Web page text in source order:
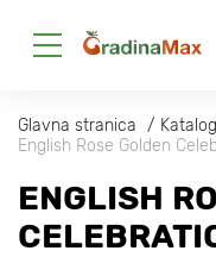
Glavna stranica Katalog
English Rose Golden
ENGLISH